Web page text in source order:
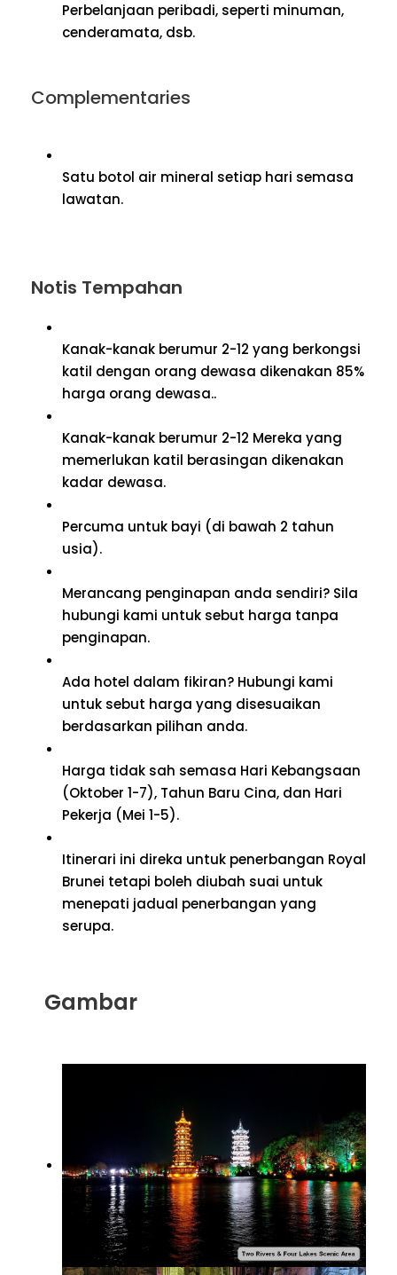
Perbelanjaan peribadi, seperti minuman,
cenderamata, dsb.
Complementaries
Satu botol air mineral setiap hari semasa
lawatan.
Notis Tempahan
Kanak-kanak berumur 2-12 yang berkongsi
katil dengan orang dewasa dikenakan 85%
harga orang dewasa..
Kanak-kanak berumur 2-12 Mereka yang
memerlukan katil berasingan dikenakan
kadar dewasa.
Percuma untuk bayi (di bawah 2 tahun
usia).
Merancang penginapan anda sendiri? Sila
hubungi kami untuk sebut harga tanpa
penginapan.
Ada hotel dalam fikiran? Hubungi kami
untuk sebut harga yang disesuaikan
berdasarkan pilihan anda.
Harga tidak sah semasa Hari Kebangsaan
(Oktober 1-7), Tahun Baru Cina, dan Hari
Pekerja (Mei 1-5).
Itinerari ini direka untuk penerbangan Royal
Brunei tetapi boleh diubah suai untuk
menepati jadual penerbangan yang
serupa.
Gambar